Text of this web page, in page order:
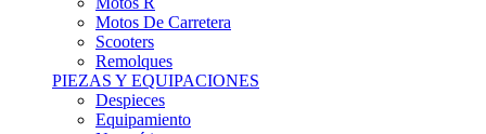
Motos De Carretera
Scooters
Remolques
PIEZAS Y EQUIPACIONES
Despieces
Equipamiento